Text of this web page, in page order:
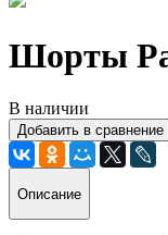
Шорты
В наличии
Добавить в сравнение
Описание